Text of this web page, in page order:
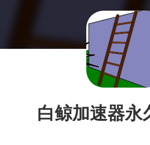
白鲸加速器永